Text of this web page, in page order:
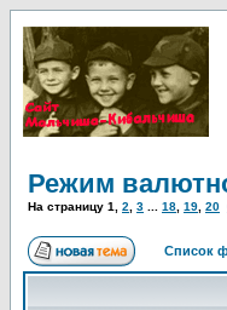
Режим
На страницу 1 2 3 18 19 20
Список